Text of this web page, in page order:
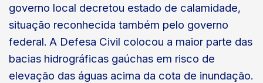
governo local decretou estado de calamidade,
situação reconhecida também pelo governo
federal. A Defesa Civil colocou a maior parte das
bacias hidrográficas gaúchas em risco de
elevação das águas acima da cota de inundação.